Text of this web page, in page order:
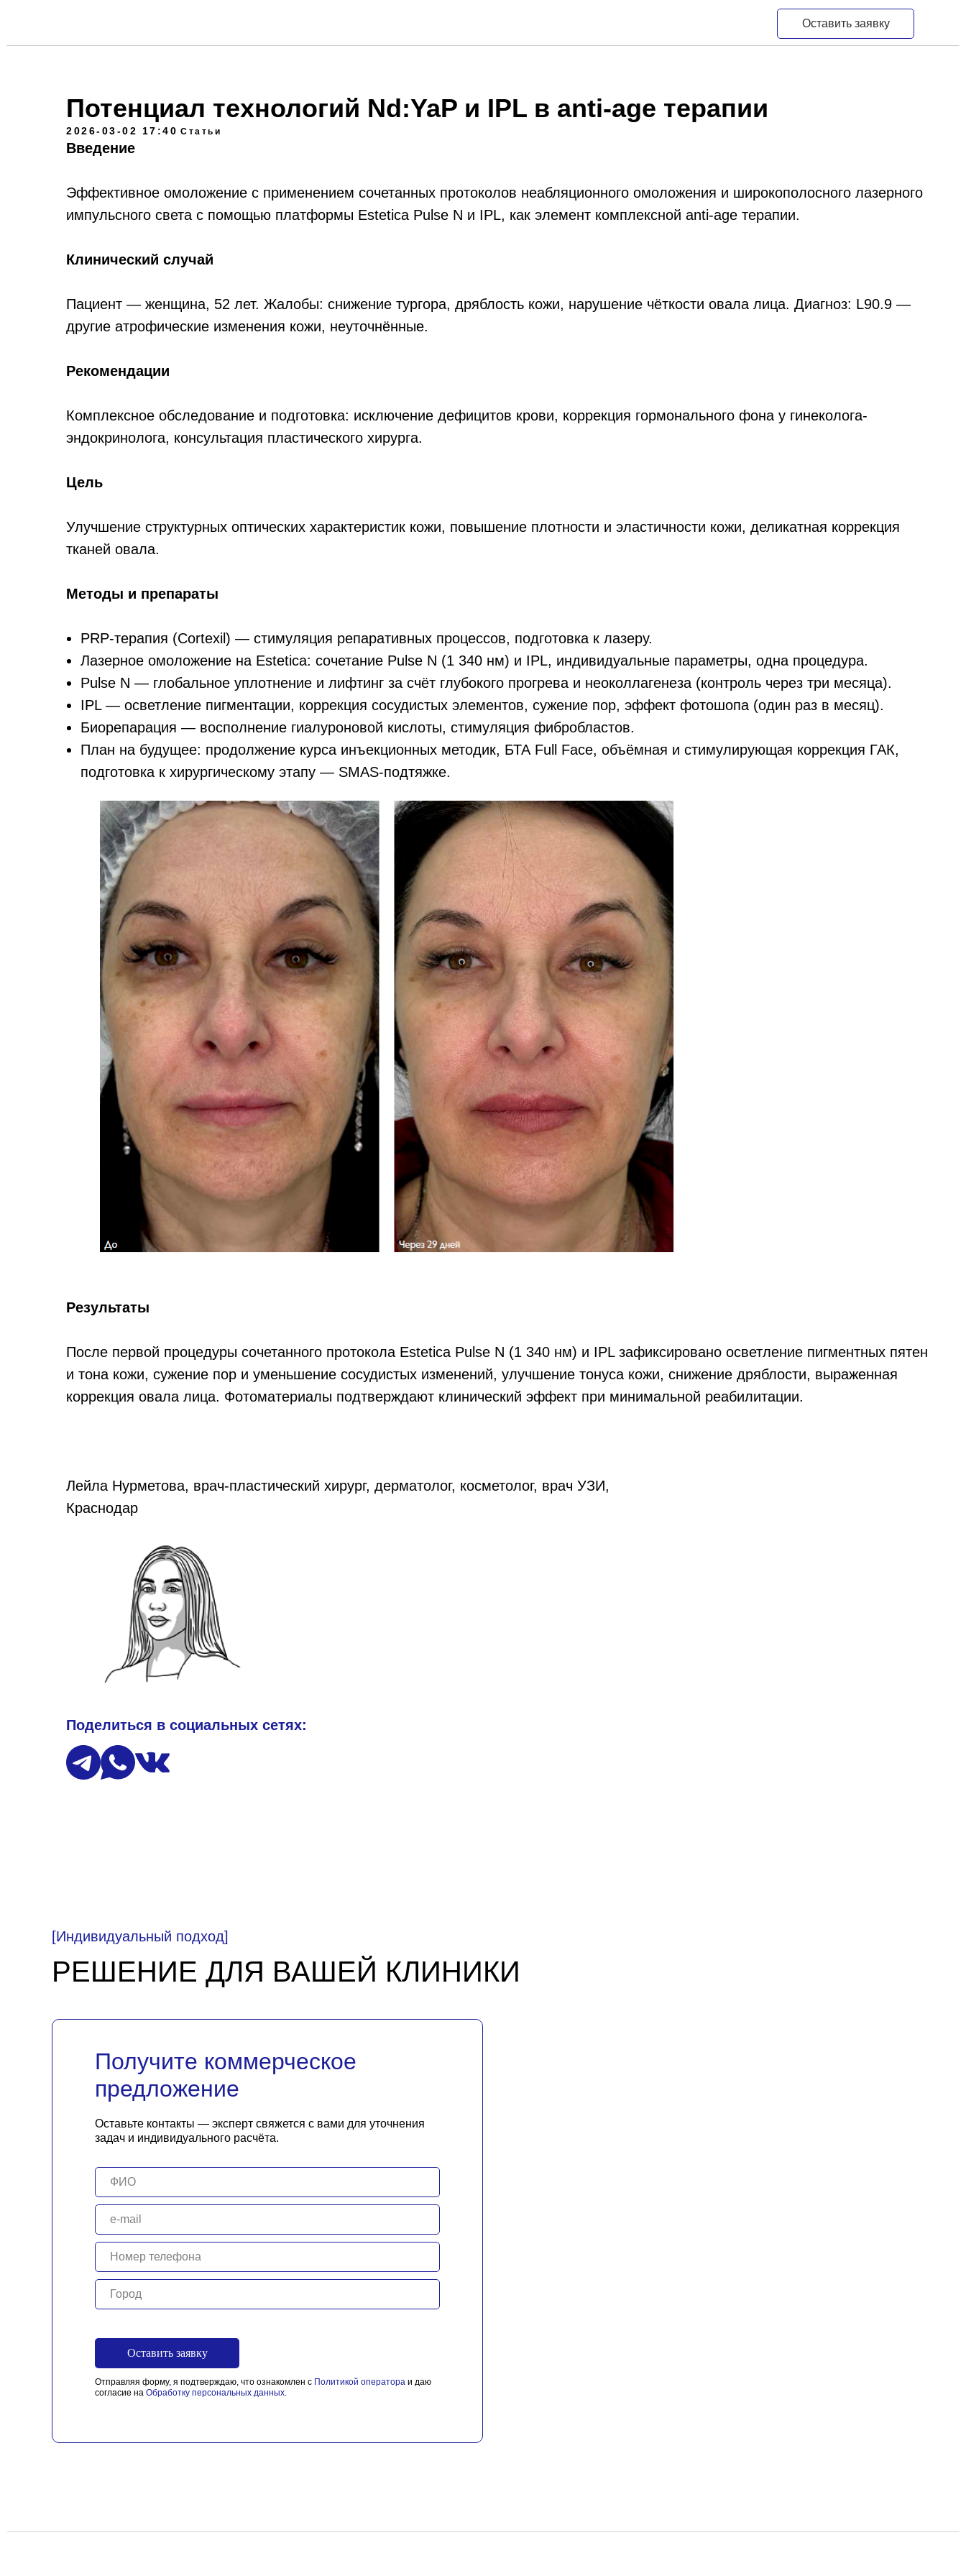
Оставить заявку
Оставить заявку
Потенциал технологий Nd:YaP и IPL в anti-age терапии
2026-03-02 17:40 Статьи
Введение
Эффективное омоложение с применением сочетанных протоколов неабляционного омоложения и широкополосного лазерного
импульсного света с помощью платформы Estetica Pulse N и IPL, как элемент комплексной anti-age терапии.
Клинический случай
Пациент — женщина, 52 лет. Жалобы: снижение тургора, дряблость кожи, нарушение чёткости овала лица. Диагноз: L90.9 —
другие атрофические изменения кожи, неуточнённые.
Рекомендации
Комплексное обследование и подготовка: исключение дефицитов крови, коррекция гормонального фона у гинеколога-
эндокринолога, консультация пластического хирурга.
Цель
Улучшение структурных оптических характеристик кожи, повышение плотности и эластичности кожи, деликатная коррекция
тканей овала.
Методы и препараты
PRP-терапия (Cortexil) — стимуляция репаративных процессов, подготовка к лазеру.
Лазерное омоложение на Estetica: сочетание Pulse N (1 340 нм) и IPL, индивидуальные параметры, одна процедура.
Pulse N — глобальное уплотнение и лифтинг за счёт глубокого прогрева и неоколлагенеза (контроль через три месяца).
IPL — осветление пигментации, коррекция сосудистых элементов, сужение пор, эффект фотошопа (один раз в месяц).
Биорепарация — восполнение гиалуроновой кислоты, стимуляция фибробластов.
План на будущее: продолжение курса инъекционных методик, БТА Full Face, объёмная и стимулирующая коррекция ГАК,
подготовка к хирургическому этапу — SMAS-подтяжке.
Результаты
После первой процедуры сочетанного протокола Estetica Pulse N (1 340 нм) и IPL зафиксировано осветление пигментных пятен
и тона кожи, сужение пор и уменьшение сосудистых изменений, улучшение тонуса кожи, снижение дряблости, выраженная
коррекция овала лица. Фотоматериалы подтверждают клинический эффект при минимальной реабилитации.
Лейла Нурметова, врач-пластический хирург, дерматолог, косметолог, врач УЗИ,
Краснодар
Поделиться в социальных сетях:
РЕШЕНИЕ ДЛЯ ВАШЕЙ КЛИНИКИ
[Индивидуальный подход]
Получите коммерческое
предложение
Оставьте контакты — эксперт свяжется с вами для уточнения
задач и индивидуального расчёта.
Отправляя форму, я подтверждаю, что ознакомлен с Политикой оператора и даю
согласие на Обработку персональных данных
Оставить заявку